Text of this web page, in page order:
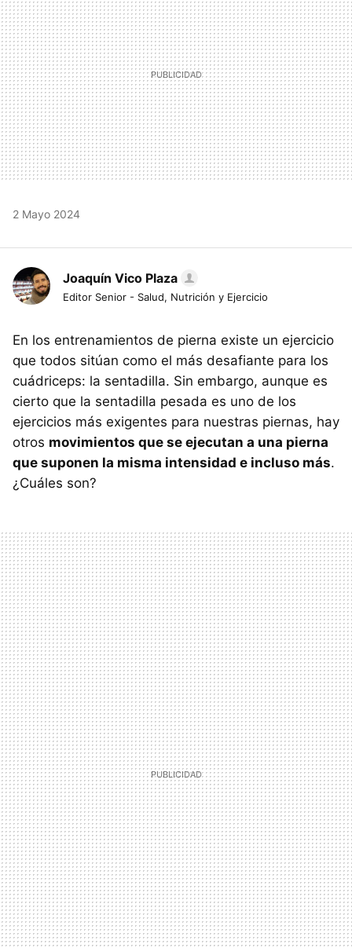
2 Mayo 2024
Joaquín Vico Plaza
Editor Senior - Salud, Nutrición y Ejercicio
En los entrenamientos de pierna existe un ejercicio
que todos sitúan como el más desafiante para los
cuádriceps: la sentadilla. Sin embargo, aunque es
cierto que la sentadilla pesada es uno de los
ejercicios más exigentes para nuestras piernas, hay
otros movimientos que se ejecutan a una pierna
que suponen la misma intensidad e incluso más.
¿Cuáles son?